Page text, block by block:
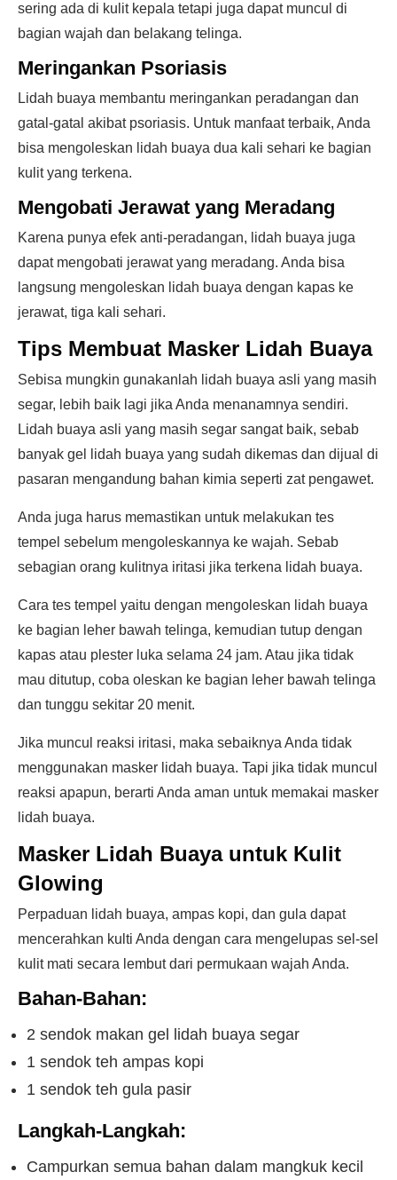
sering ada di kulit kepala tetapi juga dapat muncul di
bagian wajah dan belakang telinga.
Meringankan Psoriasis
Lidah buaya membantu meringankan peradangan dan
gatal-gatal akibat psoriasis. Untuk manfaat terbaik, Anda
bisa mengoleskan lidah buaya dua kali sehari ke bagian
kulit yang terkena.
Mengobati Jerawat yang Meradang
Karena punya efek anti-peradangan, lidah buaya juga
dapat mengobati jerawat yang meradang. Anda bisa
langsung mengoleskan lidah buaya dengan kapas ke
jerawat, tiga kali sehari.
Tips Membuat Masker Lidah Buaya
Sebisa mungkin gunakanlah lidah buaya asli yang masih
segar, lebih baik lagi jika Anda menanamnya sendiri.
Lidah buaya asli yang masih segar sangat baik, sebab
banyak gel lidah buaya yang sudah dikemas dan dijual di
pasaran mengandung bahan kimia seperti zat pengawet.
Anda juga harus memastikan untuk melakukan tes
tempel sebelum mengoleskannya ke wajah. Sebab
sebagian orang kulitnya iritasi jika terkena lidah buaya.
Cara tes tempel yaitu dengan mengoleskan lidah buaya
ke bagian leher bawah telinga, kemudian tutup dengan
kapas atau plester luka selama 24 jam. Atau jika tidak
mau ditutup, coba oleskan ke bagian leher bawah telinga
dan tunggu sekitar 20 menit.
Jika muncul reaksi iritasi, maka sebaiknya Anda tidak
menggunakan masker lidah buaya. Tapi jika tidak muncul
reaksi apapun, berarti Anda aman untuk memakai masker
lidah buaya.
Masker Lidah Buaya untuk Kulit
Glowing
Perpaduan lidah buaya, ampas kopi, dan gula dapat
mencerahkan kulti Anda dengan cara mengelupas sel-sel
kulit mati secara lembut dari permukaan wajah Anda.
Bahan-Bahan:
2 sendok makan gel lidah buaya segar
1 sendok teh ampas kopi
1 sendok teh gula pasir
Langkah-Langkah:
Campurkan semua bahan dalam mangkuk kecil